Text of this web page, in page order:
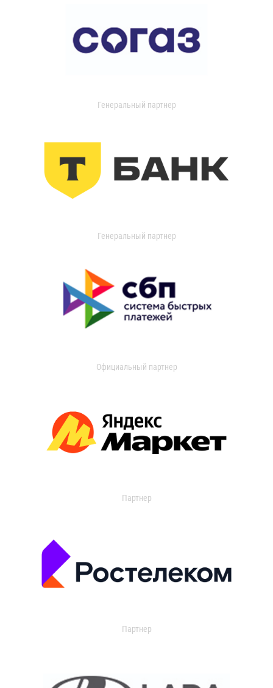
Генеральный партнер
Генеральный партнер
Официальный партнер
Партнер
Партнер